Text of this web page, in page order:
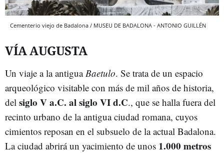
Cementerio viejo de Badalona / MUSEU DE BADALONA - ANTONIO GUILLÉN
VÍA AUGUSTA
Un viaje a la antiguaBaetulo. Se trata de un espacio
arqueológico visitable con más de mil años de historia,
del siglo V a.C. al siglo VI d.C., que se halla fuera del
recinto urbano de la antigua ciudad romana, cuyos
cimientos reposan en el subsuelo de la actual Badalona.
La ciudad abrirá un yacimiento de unos 1.000 metros